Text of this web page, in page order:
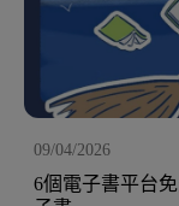
09/04/2026
6個電子書平台